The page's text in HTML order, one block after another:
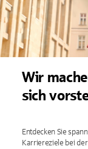
Wir
sich
Entdecken Sie
Karriereziele bei